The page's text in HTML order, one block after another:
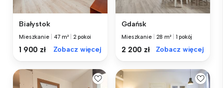
Białystok
Mieszkanie 47 m² 2 pokoi
1 900 zł Zobacz więcej
Gdańsk
Mieszkanie 28 m² 1 pokój
2 200 zł Zobacz więcej